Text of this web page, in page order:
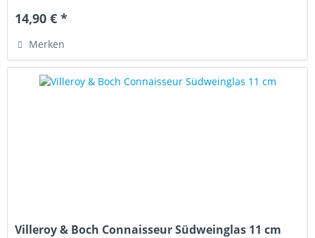
14,90 € *
Merken
Villeroy & Boch Connaisseur Südweinglas 11 cm